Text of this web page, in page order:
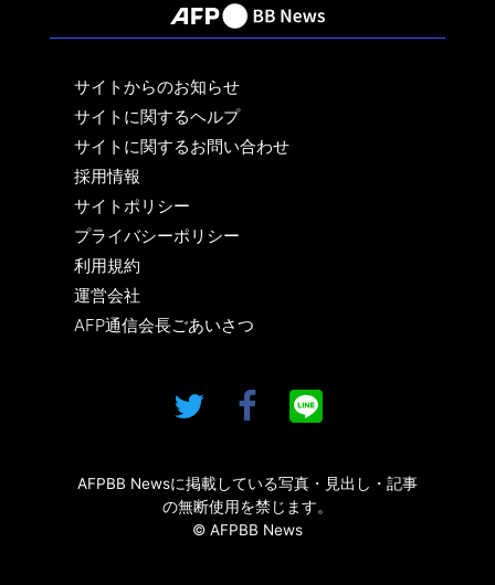
サイトからのお知らせ
サイトに関するヘルプ
サイトに関するお問い合わせ
採用情報
サイトポリシー
プライバシーポリシー
利用規約
運営会社
AFP通信会長ごあいさつ
AFPBB Newsに掲載している写真・見出し・記事
の無断使用を禁じます。
© AFPBB News